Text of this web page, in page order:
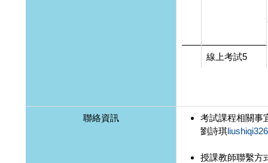
線上考試5
聯絡資訊
考試課程相關事
劉詩琪
授課教師聯繫方